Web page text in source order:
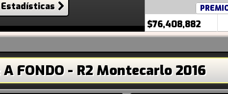
$76,408,882
Estadísticas
FONDO - R2 Montecarlo 2016